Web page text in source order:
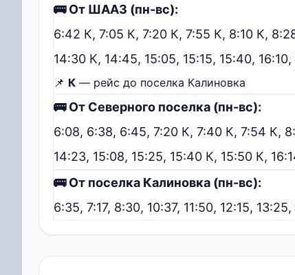
🚌 От ШААЗ (пн-вс):
6:42 К, 7:05 К, 7:20 К, 7:55 К, 8:10 К,
14:30 К, 14:45, 15:05, 15:15, 15:40,
📌 К — рейс до поселка Калиновка
🚌 От Северного поселка (пн-вс):
6:08, 6:38, 6:45, 7:20 К, 7:40 К, 7:54 К,
14:23, 15:08, 15:25, 15:40 К, 15:50 К,
🚌 От поселка Калиновка (пн-вс):
6:35, 7:17, 8:30, 10:37, 11:50, 12:15,